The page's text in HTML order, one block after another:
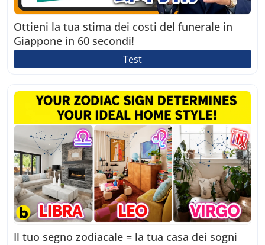
Ottieni la tua stima dei costi del funerale in
Giappone in 60 secondi!
Test
Il tuo segno zodiacale = la tua casa dei sogni